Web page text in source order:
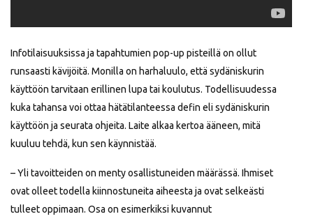
Infotilaisuuksissa ja tapahtumien pop-up pisteillä on ollut
runsaasti kävijöitä. Monilla on harhaluulo, että sydäniskurin
käyttöön tarvitaan erillinen lupa tai koulutus. Todellisuudessa
kuka tahansa voi ottaa hätätilanteessa defin eli sydäniskurin
käyttöön ja seurata ohjeita. Laite alkaa kertoa ääneen, mitä
kuuluu tehdä, kun sen käynnistää.
– Yli tavoitteiden on menty osallistuneiden määrässä. Ihmiset
ovat olleet todella kiinnostuneita aiheesta ja ovat selkeästi
tulleet oppimaan. Osa on esimerkiksi kuvannut